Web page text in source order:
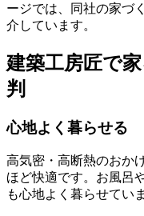
ージでは、同社の家づ
介しています。
建築工房匠で
判
心地よく暮らせる
高気密・高断熱のおか
ほど快適です。お風呂
も心地よく暮らせてい